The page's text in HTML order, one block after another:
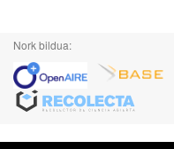
Nork bildua: